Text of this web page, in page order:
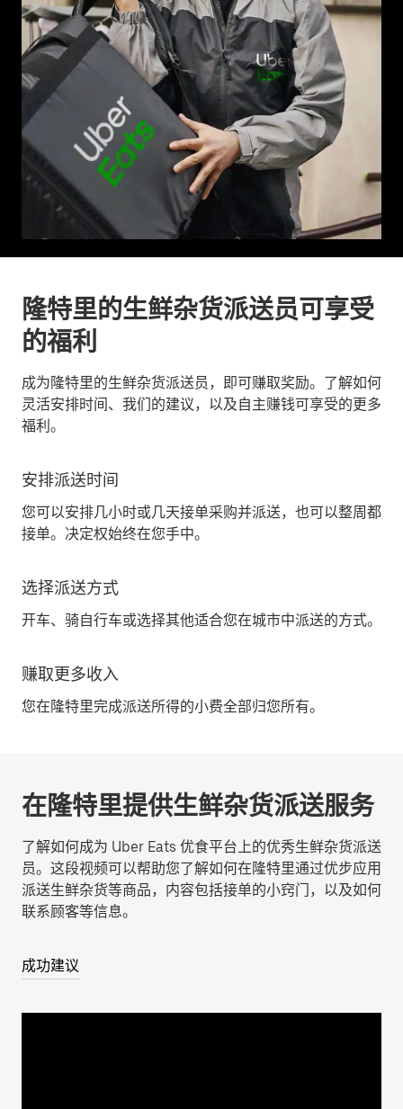
隆特里的生鲜杂货派送员可享受
的福利
成为隆特里的生鲜杂货派送员，即可赚取奖励。了解如何
灵活安排时间、我们的建议，以及自主赚钱可享受的更多
福利。
安排派送时间
您可以安排几小时或几天接单采购并派送，也可以整周都
接单。决定权始终在您手中。
选择派送方式
开车、骑自行车或选择其他适合您在城市中派送的方式。
赚取更多收入
您在隆特里完成派送所得的小费全部归您所有。
在隆特里提供生鲜杂货派送服务
了解如何成为 Uber Eats 优食平台上的优秀生鲜杂货派送
员。这段视频可以帮助您了解如何在隆特里通过优步应用
派送生鲜杂货等商品，内容包括接单的小窍门，以及如何
联系顾客等信息。
成功建议